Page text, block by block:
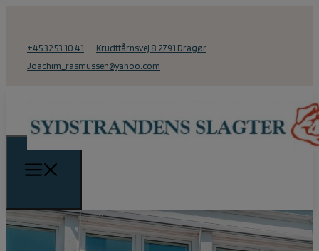
+45 32 53 10 41
Krudttårnsvej 8 2791 Dragør
Joachim_rasmussen@yahoo.com